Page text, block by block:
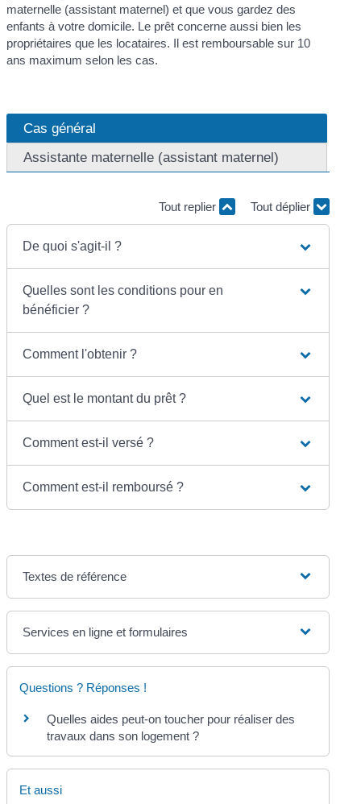
maternelle (assistant maternel) et que vous gardez des
enfants à votre domicile. Le prêt concerne aussi bien les
propriétaires que les locataires. Il est remboursable sur 10
ans maximum selon les cas.
Cas général
Assistante maternelle (assistant maternel)
Tout replier Tout déplier
De quoi s'agit-il ?
Quelles sont les conditions pour en
bénéficier ?
Comment l'obtenir ?
Quel est le montant du prêt ?
Comment est-il versé ?
Comment est-il remboursé ?
Textes de référence
Services en ligne et formulaires
Questions ? Réponses !
Quelles aides peut-on toucher pour réaliser des
travaux dans son logement ?
Et aussi